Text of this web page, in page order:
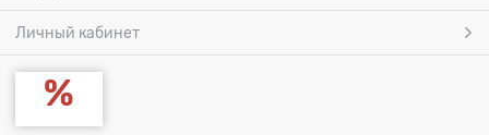
Личный кабинет